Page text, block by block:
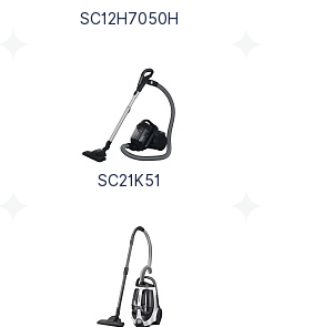
SC12H7050H
SC21K51